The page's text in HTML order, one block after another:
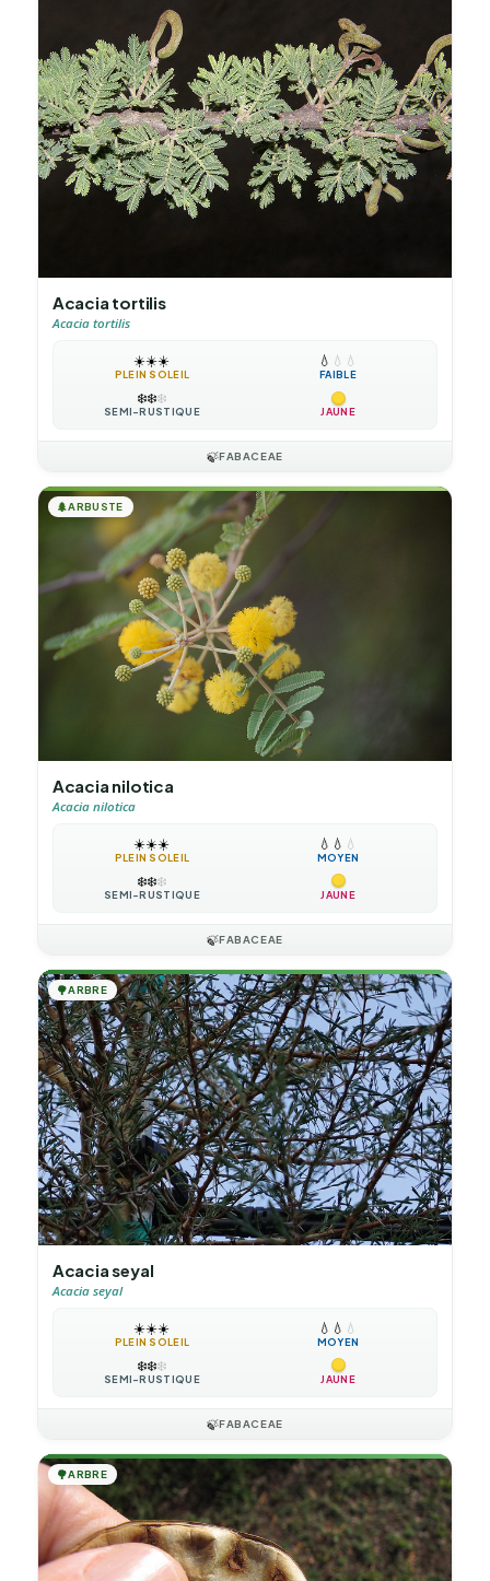
Acacia tortilis
Acacia tortilis
☀️☀️☀️
PLEIN SOLEIL
💧 💧 💧
FAIBLE
❄️❄️❄️
SEMI-RUSTIQUE JAUNE
🍃FABACEAE
🌲ARBUSTE
Acacia nilotica
Acacia nilotica
☀️☀️☀️
PLEIN SOLEIL
💧 💧 💧
MOYEN
❄️❄️❄️
SEMI-RUSTIQUE JAUNE
🍃FABACEAE
🌳ARBRE
Acacia seyal
Acacia seyal
☀️☀️☀️
PLEIN SOLEIL
💧 💧 💧
MOYEN
❄️❄️❄️
SEMI-RUSTIQUE JAUNE
🍃FABACEAE
🌳ARBRE